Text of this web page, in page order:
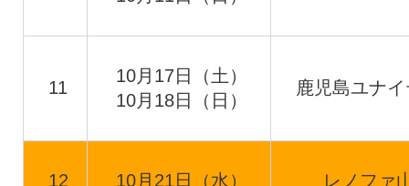
11
10月17日（土）
10月18日（日）
鹿児島ユナ
12 10月21日（水） レノファ